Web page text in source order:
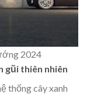
2024
gũi thiên nhiên
thống cây xanh